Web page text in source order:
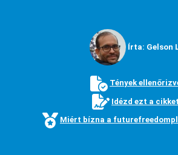
Írta: Gelson
Tények
Idézd ezt a cikket
Miért bízna a